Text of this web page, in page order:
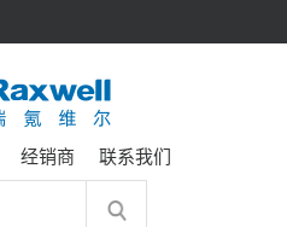
经销商 联系我们